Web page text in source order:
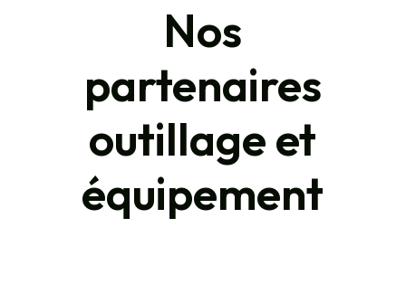
Nos
partenaires
outillage et
équipement